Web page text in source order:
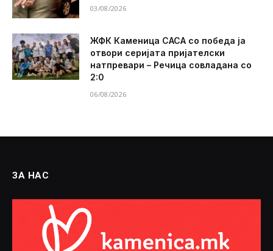
03/08/2026
ЖФК Каменица САСА со победа ја
отвори серијата пријателски
натпревари – Речица совладана со
2:0
06/08/2026
ЗА НАС